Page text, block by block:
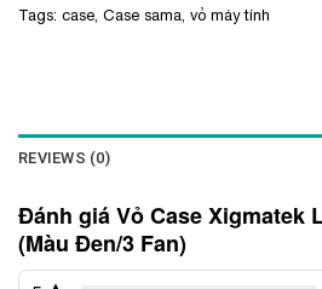
Tags: case Case sama vỏ máy tính
REVIEWS (0)
Đánh giá Vỏ Case Xigmatek
(Màu Đen/3 Fan)